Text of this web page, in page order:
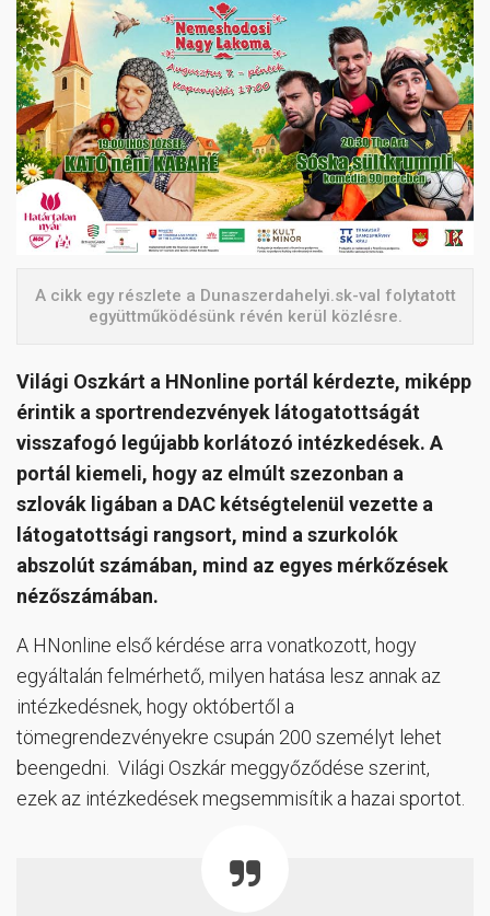
A cikk egy részlete a Dunaszerdahelyi.sk-val folytatott
együttműködésünk révén kerül közlésre.
Világi Oszkárt a HNonline portál kérdezte, miképp
érintik a sportrendezvények látogatottságát
visszafogó legújabb korlátozó intézkedések. A
portál kiemeli, hogy az elmúlt szezonban a
szlovák ligában a DAC kétségtelenül vezette a
látogatottsági rangsort, mind a szurkolók
abszolút számában, mind az egyes mérkőzések
nézőszámában.
A HNonline első kérdése arra vonatkozott, hogy
egyáltalán felmérhető, milyen hatása lesz annak az
intézkedésnek, hogy októbertől a
tömegrendezvényekre csupán 200 személyt lehet
beengedni. Világi Oszkár meggyőződése szerint,
ezek az intézkedések megsemmisítik a hazai sportot.